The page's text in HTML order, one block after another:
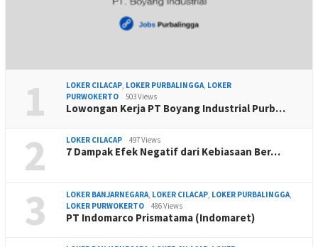
1 LOKER CILACAP, LOKER PURBALINGGA, LOKER
PURWOKERTO
503 Views
Lowongan Kerja PT Boyang Industrial Purb…
2 LOKER CILACAP 497 Views
7 Dampak Efek Negatif dari Kebiasaan Ber…
3 LOKER BANJARNEGARA, LOKER CILACAP, LOKER PURBALINGGA,
LOKER PURWOKERTO
486 Views
PT Indomarco Prismatama (Indomaret)